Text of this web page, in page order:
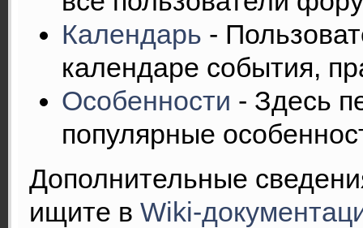
Календарь -
календаре события,
Особенности - Здесь
популярные
Дополнительные
ищите в Wiki-